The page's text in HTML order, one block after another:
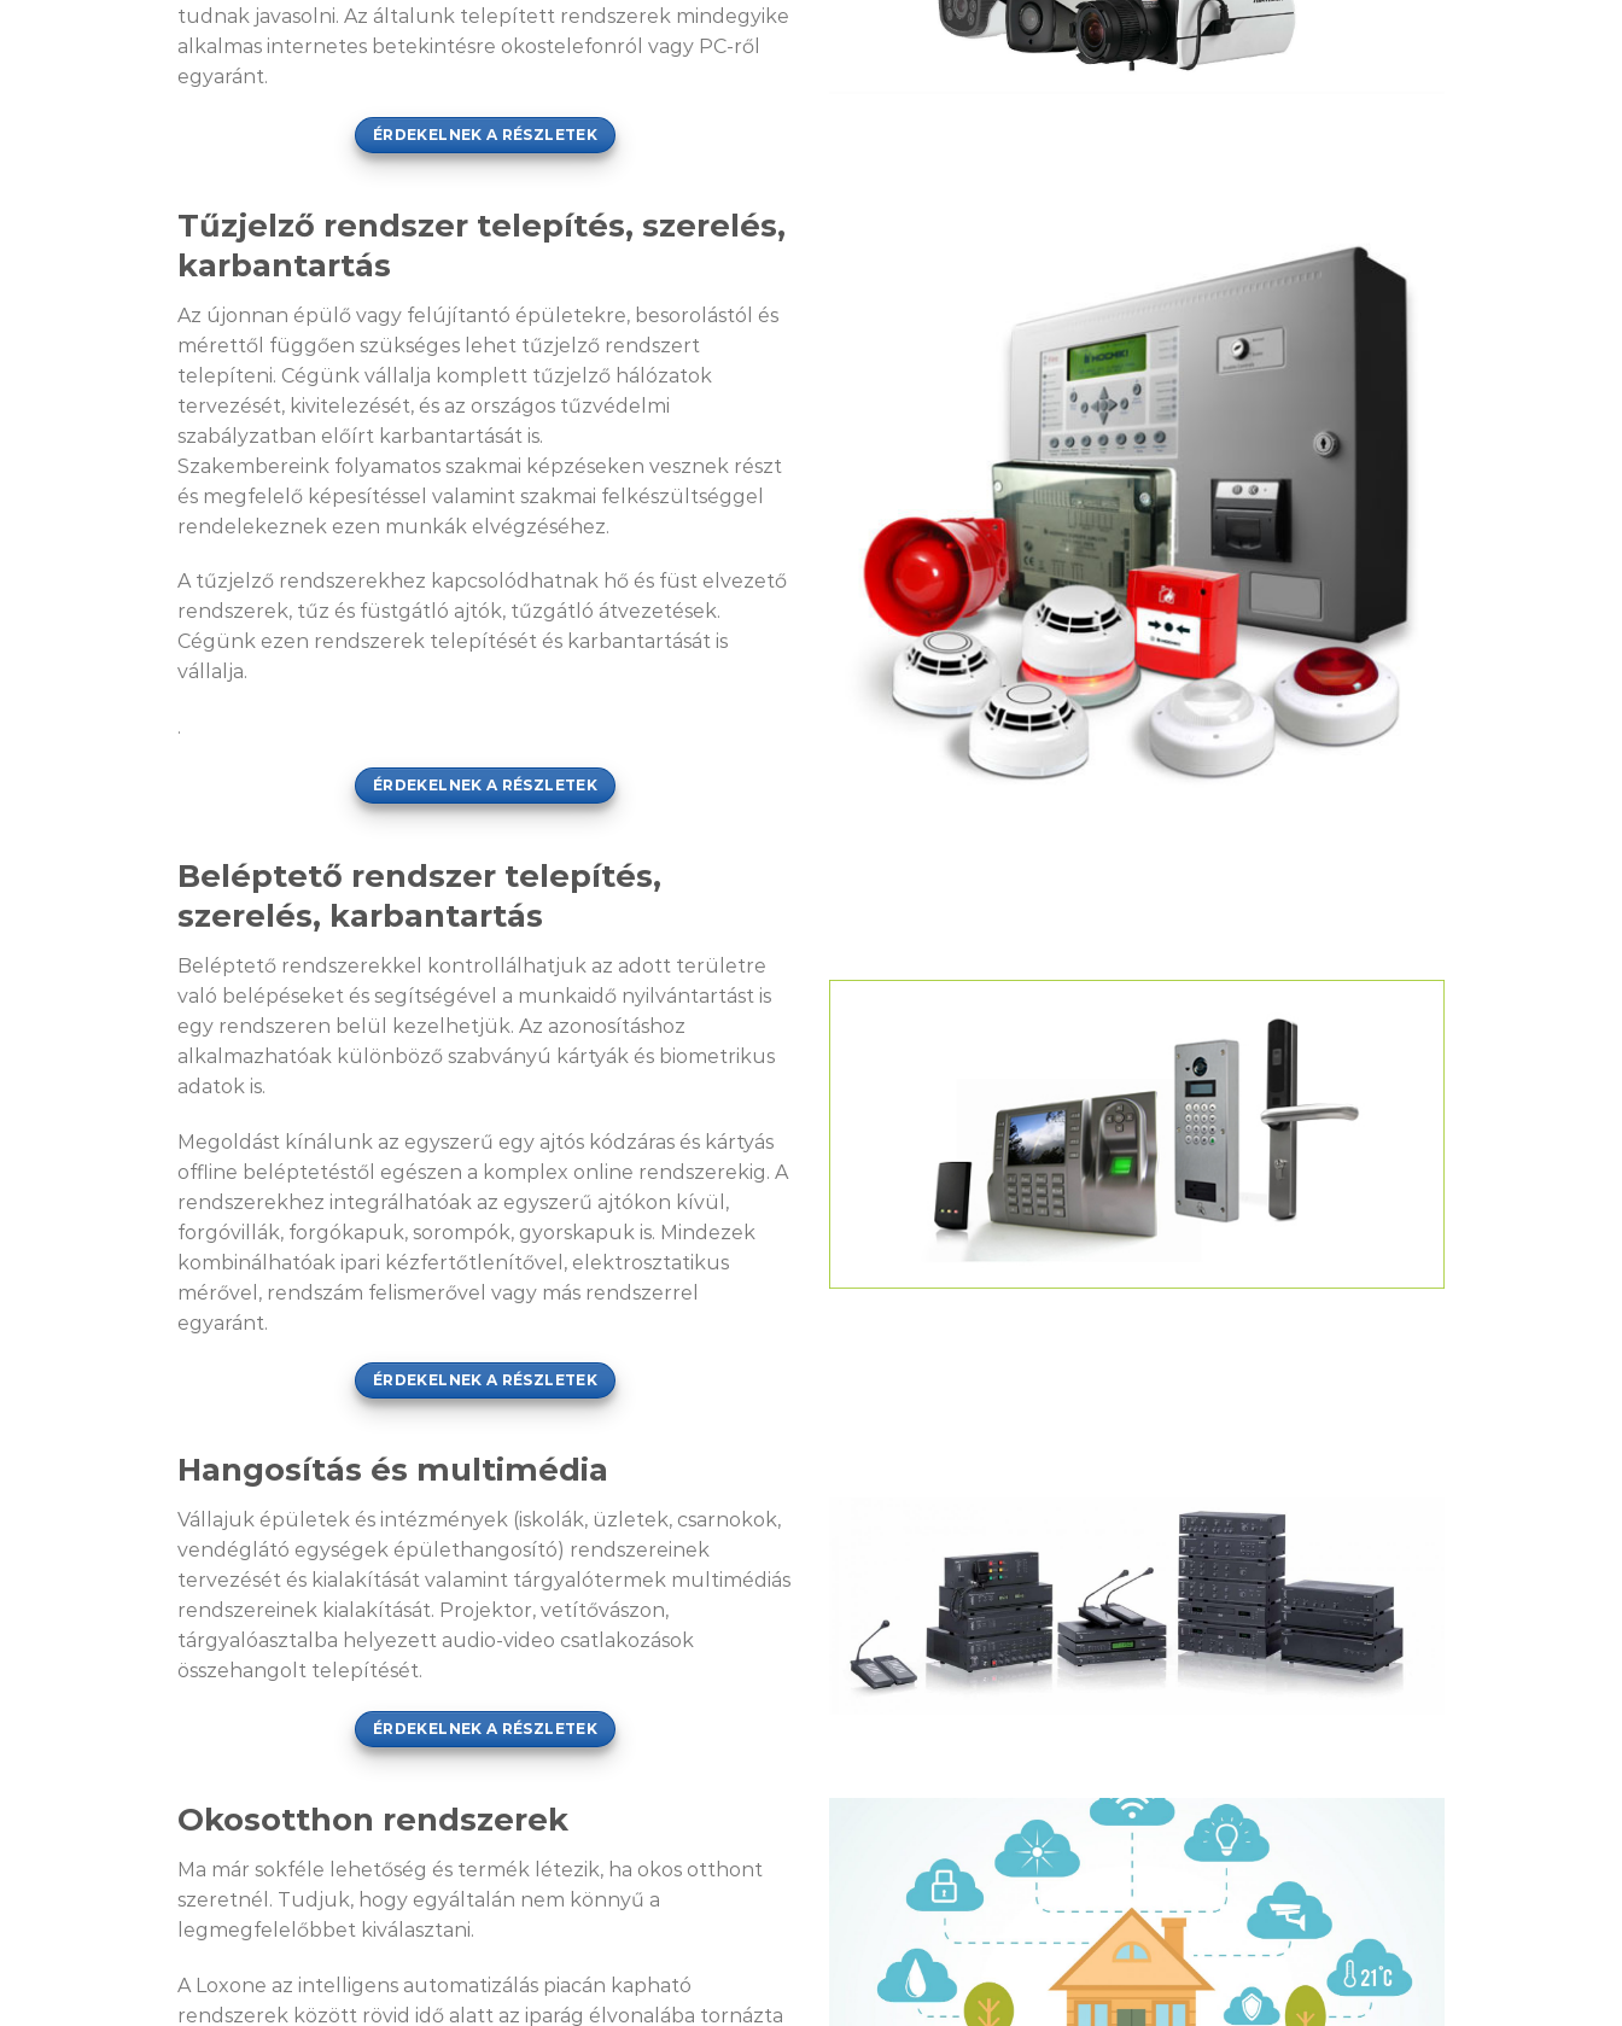
tudnak javasolni. Az általunk telepített rendszerek mindegyike
alkalmas internetes betekintésre okostelefonról vagy PC-ről
egyaránt.
ÉRDEKELNEK A RÉSZLETEK
Tűzjelző rendszer telepítés, szerelés,
karbantartás
Az újonnan épülő vagy felújítantó épületekre, besorolástól és
mérettől függően szükséges lehet tűzjelző rendszert
telepíteni. Cégünk vállalja komplett tűzjelző hálózatok
tervezését, kivitelezését, és az országos tűzvédelmi
szabályzatban előírt karbantartását is.
Szakembereink folyamatos szakmai képzéseken vesznek részt
és megfelelő képesítéssel valamint szakmai felkészültséggel
rendelekeznek ezen munkák elvégzéséhez.
A tűzjelző rendszerekhez kapcsolódhatnak hő és füst elvezető
rendszerek, tűz és füstgátló ajtók, tűzgátló átvezetések.
Cégünk ezen rendszerek telepítését és karbantartását is
vállalja.
.
ÉRDEKELNEK A RÉSZLETEK
Beléptető rendszer telepítés,
szerelés, karbantartás
Beléptető rendszerekkel kontrollálhatjuk az adott területre
való belépéseket és segítségével a munkaidő nyilvántartást is
egy rendszeren belül kezelhetjük. Az azonosításhoz
alkalmazhatóak különböző szabványú kártyák és biometrikus
adatok is.
Megoldást kínálunk az egyszerű egy ajtós kódzáras és kártyás
offline beléptetéstől egészen a komplex online rendszerekig. A
rendszerekhez integrálhatóak az egyszerű ajtókon kívül,
forgóvillák, forgókapuk, sorompók, gyorskapuk is. Mindezek
kombinálhatóak ipari kézfertőtlenítővel, elektrosztatikus
mérővel, rendszám felismerővel vagy más rendszerrel
egyaránt.
ÉRDEKELNEK A RÉSZLETEK
Hangosítás és multimédia
Vállajuk épületek és intézmények (iskolák, üzletek, csarnokok,
vendéglátó egységek épülethangosító) rendszereinek
tervezését és kialakítását valamint tárgyalótermek multimédiás
rendszereinek kialakítását. Projektor, vetítővászon,
tárgyalóasztalba helyezett audio-video csatlakozások
összehangolt telepítését.
ÉRDEKELNEK A RÉSZLETEK
Okosotthon rendszerek
Ma már sokféle lehetőség és termék létezik, ha okos otthont
szeretnél. Tudjuk, hogy egyáltalán nem könnyű a
legmegfelelőbbet kiválasztani.
A Loxone az intelligens automatizálás piacán kapható
rendszerek között rövid idő alatt az iparág élvonalába tornázta